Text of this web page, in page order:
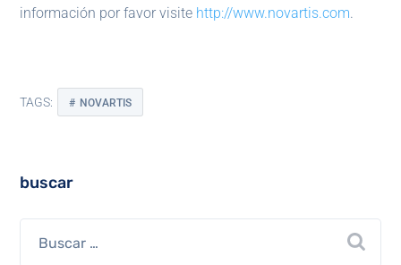
información por favor visite http://www.novartis.com.
TAGS: NOVARTIS
buscar